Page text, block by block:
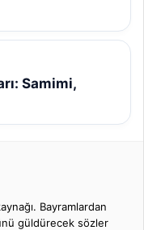
Samimi,
Bayramlardan
güldürecek sözler